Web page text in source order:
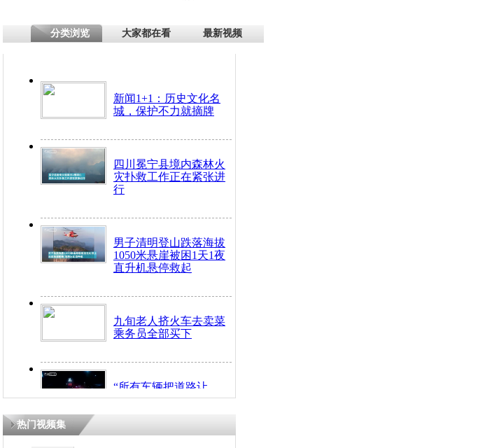
分类浏览 大家都在看 最新视频
新闻1+1：历史文化名
城，保护不力就摘牌
四川冕宁县境内森林火
灾扑救工作正在紧张进
行
男子清明登山跌落海拔
1050米悬崖被困1天1夜
直升机悬停救起
九旬老人挤火车去卖菜
乘务员全部买下
“所有车辆把道路让
开！”儿童突发疾病交
热门视频集